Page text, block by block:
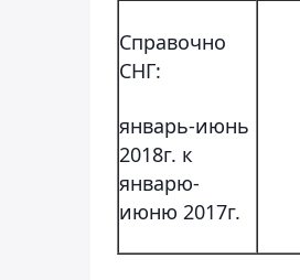
Справочно
СНГ:
январь-июнь
2018г. к
январю-
июню 2017г.